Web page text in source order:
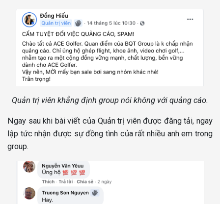
Quản trị viên khẳng định group nói không với quảng cáo.
Ngay sau khi bài viết của Quản trị viên được đăng tải, ngay
lập tức nhận được sự đồng tình của rất nhiều anh em trong
group.